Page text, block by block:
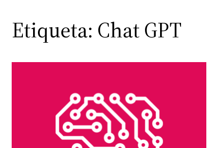
Etiqueta: Chat GPT